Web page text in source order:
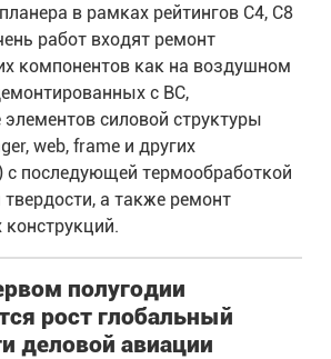
в рамках рейтингов С4, С8
работ входят ремонт
компонентов как на воздушном
с ВС,
элементов силовой структуры
web, frame и других
с последующей термообработкой
а также ремонт
полугодии
рост глобальный
деловой авиации